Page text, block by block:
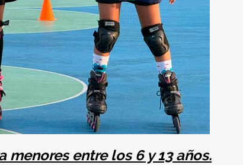
entre los 6 y 13 años.